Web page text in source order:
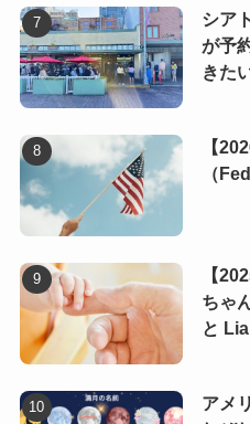
シア
が予
きた
【
（
【
ちゃ
と
アメ